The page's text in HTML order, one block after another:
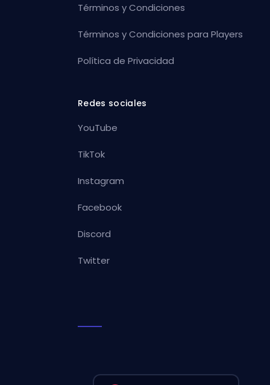
Términos y Condiciones
Términos y Condiciones para Players
Política de Privacidad
Redes sociales
YouTube
TikTok
Instagram
Facebook
Discord
Twitter